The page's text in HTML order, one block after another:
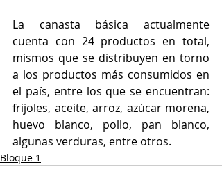
La canasta básica actualmente
cuenta con 24 productos en total,
mismos que se distribuyen en torno
a los productos más consumidos en
el país, entre los que se encuentran:
frijoles, aceite, arroz, azúcar morena,
huevo blanco, pollo, pan blanco,
algunas verduras, entre otros.
Bloque 1